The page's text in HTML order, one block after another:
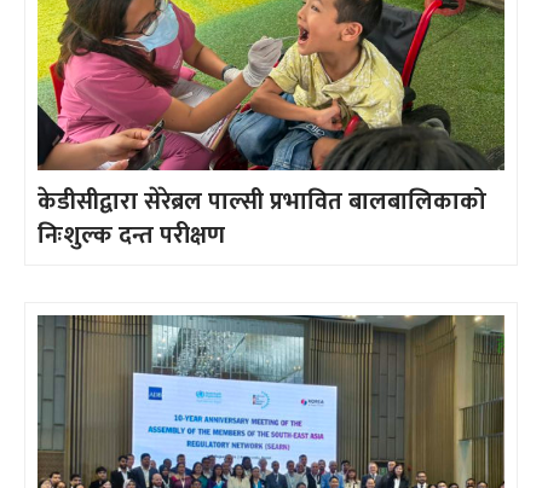
केडीसीद्वारा सेरेब्रल पाल्सी प्रभावित बालबालिकाको
निःशुल्क दन्त परीक्षण